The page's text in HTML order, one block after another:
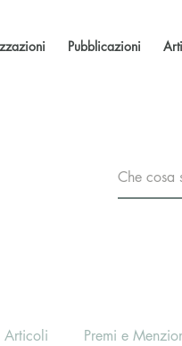
Pubblicazioni
Articoli Premi e